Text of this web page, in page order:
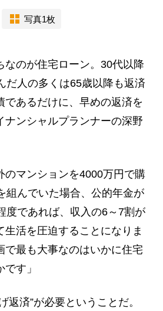
写真1枚
のが住宅ローン。30代以降
だ人の多くは65歳以降も返済
であるだけに、早めの返済を
ナンシャルプランナーの深野
のマンションを4000万円で購
組んでいた場合、公的年金が
度であれば、収入の6～7割が
生活を圧迫することになりま
で最も大事なのはいかに住宅
す」
返済”が必要ということだ。